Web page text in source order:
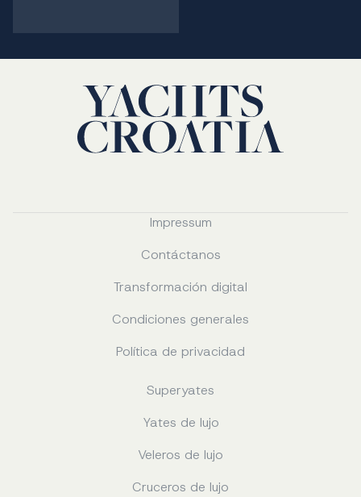
Impressum
Contáctanos
Transformación digital
Condiciones generales
Política de privacidad
Superyates
Yates de lujo
Veleros de lujo
Cruceros de lujo